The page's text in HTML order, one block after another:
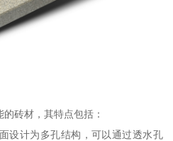
砖材，其特点包括：
设计为多孔结构，可以通过透水孔